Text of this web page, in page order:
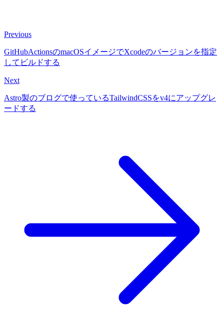
Previous
GitHubActionsのmacOSイメージでXcodeのバージョンを指定
してビルドする
Next
Astro製のブログで使っているTailwindCSSをv4にアップグレ
ードする